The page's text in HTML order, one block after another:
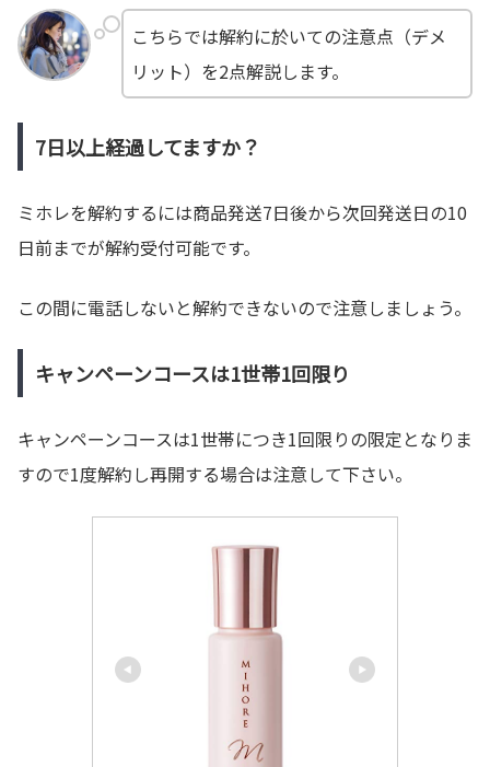
こちらでは解約に於いての注意点（デメ
リット）を2点解説します。
7日以上経過してますか？
ミホレを解約するには商品発送7日後から次回発送日の10
日前までが解約受付可能です。
この間に電話しないと解約できないので注意しましょう。
キャンペーンコースは1世帯1回限り
キャンペーンコースは1世帯につき1回限りの限定となりま
すので1度解約し再開する場合は注意して下さい。